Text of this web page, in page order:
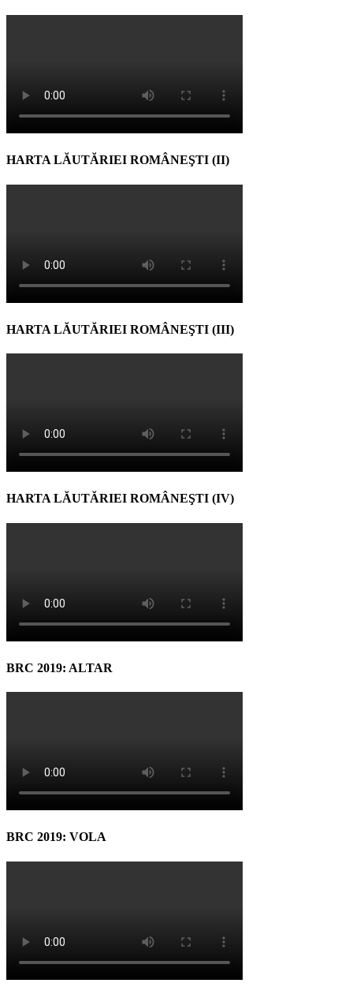
HARTA LĂUTĂRIEI ROMÂNEŞTI (II)
HARTA LĂUTĂRIEI ROMÂNEŞTI (III)
HARTA LĂUTĂRIEI ROMÂNEŞTI (IV)
BRC 2019: ALTAR
BRC 2019: VOLA